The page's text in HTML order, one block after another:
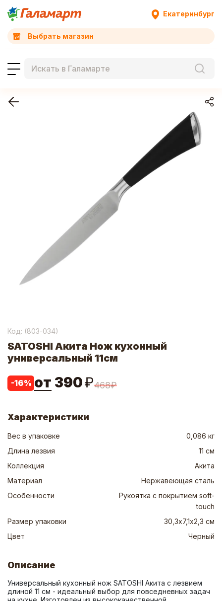
Екатеринбург
Выбрать магазин
Код: (803-034)
SATOSHI Акита Нож кухонный
универсальный 11см
-16% от 390₽468₽
Характеристики
Вес в упаковке
0,086 кг
Длина лезвия
11 см
Коллекция
Акита
Материал
Нержавеющая сталь
Особенности
Рукоятка с покрытием soft-
touch
Размер упаковки
30,3х7,1х2,3 см
Цвет
Черный
Описание
Универсальный кухонный нож SATOSHI Акита с лезвием
длиной 11 см - идеальный выбор для повседневных задач